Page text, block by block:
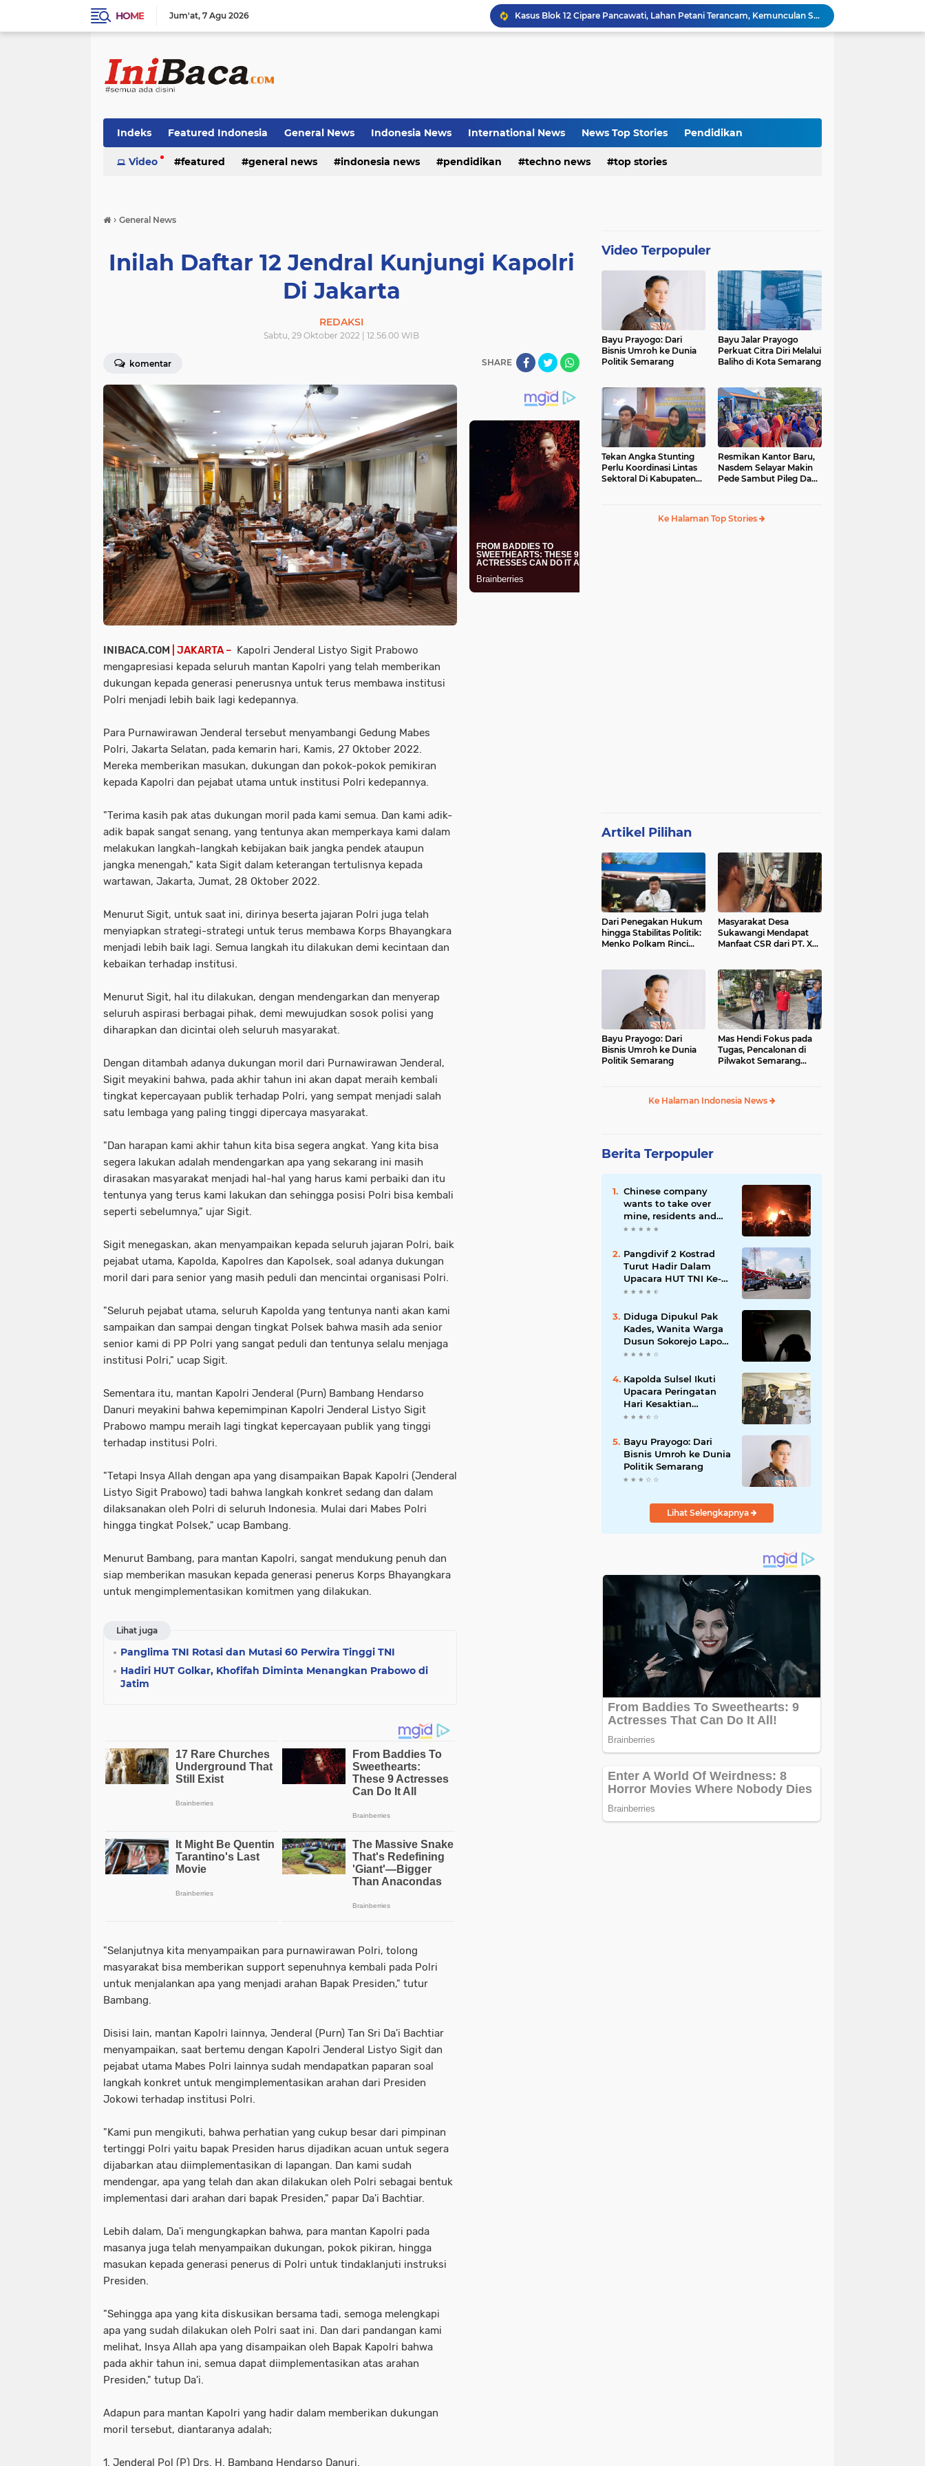
HOME Jum'at 7 Agu 2026
Kasus Blok 12 Cipare Pancawati, Lahan Petani Terancam, Kemunculan Sertipikat PRONA jadi Sorotan
Dari Penegakan Hukum hingga Stabilitas Politik: Menko Polkam Rinci Alokasi Anggaran 2026
Bayu Prayogo: Dari Bisnis Umroh ke Dunia Politik Semarang
Diduga Bertentangan dengan SK Kementerian, BPN Bogor I Terbitkan Perpanjangan HGB PT BSS di Lahan yang Masih Dipersoalkan
Indeks Featured Indonesia General News Indonesia News International News News Top Stories Pendidikan
Techno News Top Stories
Video featured general news indonesia news pendidikan techno news top stories
› General News
Inilah Daftar 12 Jendral Kunjungi Kapolri
Di Jakarta
REDAKSI
Sabtu, 29 Oktober 2022 | 12.56.00 WIB
komentar SHARE
INIBACA.COM | JAKARTA – Kapolri Jenderal Listyo Sigit Prabowo
mengapresiasi kepada seluruh mantan Kapolri yang telah memberikan
dukungan kepada generasi penerusnya untuk terus membawa institusi
Polri menjadi lebih baik lagi kedepannya.
Para Purnawirawan Jenderal tersebut menyambangi Gedung Mabes
Polri, Jakarta Selatan, pada kemarin hari, Kamis, 27 Oktober 2022.
Mereka memberikan masukan, dukungan dan pokok-pokok pemikiran
kepada Kapolri dan pejabat utama untuk institusi Polri kedepannya.
"Terima kasih pak atas dukungan moril pada kami semua. Dan kami adik-
adik bapak sangat senang, yang tentunya akan memperkaya kami dalam
melakukan langkah-langkah kebijakan baik jangka pendek ataupun
jangka menengah," kata Sigit dalam keterangan tertulisnya kepada
wartawan, Jakarta, Jumat, 28 Oktober 2022.
Menurut Sigit, untuk saat ini, dirinya beserta jajaran Polri juga telah
menyiapkan strategi-strategi untuk terus membawa Korps Bhayangkara
menjadi lebih baik lagi. Semua langkah itu dilakukan demi kecintaan dan
kebaikan terhadap institusi.
Menurut Sigit, hal itu dilakukan, dengan mendengarkan dan menyerap
seluruh aspirasi berbagai pihak, demi mewujudkan sosok polisi yang
diharapkan dan dicintai oleh seluruh masyarakat.
Dengan ditambah adanya dukungan moril dari Purnawirawan Jenderal,
Sigit meyakini bahwa, pada akhir tahun ini akan dapat meraih kembali
tingkat kepercayaan publik terhadap Polri, yang sempat menjadi salah
satu lembaga yang paling tinggi dipercaya masyarakat.
"Dan harapan kami akhir tahun kita bisa segera angkat. Yang kita bisa
segera lakukan adalah mendengarkan apa yang sekarang ini masih
dirasakan masyarakat menjadi hal-hal yang harus kami perbaiki dan itu
tentunya yang terus kami lakukan dan sehingga posisi Polri bisa kembali
seperti sebelumnya," ujar Sigit.
Sigit menegaskan, akan menyampaikan kepada seluruh jajaran Polri, baik
pejabat utama, Kapolda, Kapolres dan Kapolsek, soal adanya dukungan
moril dari para senior yang masih peduli dan mencintai organisasi Polri.
"Seluruh pejabat utama, seluruh Kapolda yang tentunya nanti akan kami
sampaikan dan sampai dengan tingkat Polsek bahwa masih ada senior
senior kami di PP Polri yang sangat peduli dan tentunya selalu menjaga
institusi Polri," ucap Sigit.
Sementara itu, mantan Kapolri Jenderal (Purn) Bambang Hendarso
Danuri meyakini bahwa kepemimpinan Kapolri Jenderal Listyo Sigit
Prabowo mampu meraih lagi tingkat kepercayaan publik yang tinggi
terhadap institusi Polri.
"Tetapi Insya Allah dengan apa yang disampaikan Bapak Kapolri (Jenderal
Listyo Sigit Prabowo) tadi bahwa langkah konkret sedang dan dalam
dilaksanakan oleh Polri di seluruh Indonesia. Mulai dari Mabes Polri
hingga tingkat Polsek," ucap Bambang.
Menurut Bambang, para mantan Kapolri, sangat mendukung penuh dan
siap memberikan masukan kepada generasi penerus Korps Bhayangkara
untuk mengimplementasikan komitmen yang dilakukan.
Lihat juga
Panglima TNI Rotasi dan Mutasi 60 Perwira Tinggi TNI
Hadiri HUT Golkar, Khofifah Diminta Menangkan Prabowo di
Jatim
"Selanjutnya kita menyampaikan para purnawirawan Polri, tolong
masyarakat bisa memberikan support sepenuhnya kembali pada Polri
untuk menjalankan apa yang menjadi arahan Bapak Presiden," tutur
Bambang.
Disisi lain, mantan Kapolri lainnya, Jenderal (Purn) Tan Sri Da'i Bachtiar
menyampaikan, saat bertemu dengan Kapolri Jenderal Listyo Sigit dan
pejabat utama Mabes Polri lainnya sudah mendapatkan paparan soal
langkah konkret untuk mengimplementasikan arahan dari Presiden
Jokowi terhadap institusi Polri.
"Kami pun mengikuti, bahwa perhatian yang cukup besar dari pimpinan
tertinggi Polri yaitu bapak Presiden harus dijadikan acuan untuk segera
dijabarkan atau diimplementasikan di lapangan. Dan kami sudah
mendengar, apa yang telah dan akan dilakukan oleh Polri sebagai bentuk
implementasi dari arahan dari bapak Presiden," papar Da'i Bachtiar.
Lebih dalam, Da'i mengungkapkan bahwa, para mantan Kapolri pada
masanya juga telah menyampaikan dukungan, pokok pikiran, hingga
masukan kepada generasi penerus di Polri untuk tindaklanjuti instruksi
Presiden.
"Sehingga apa yang kita diskusikan bersama tadi, semoga melengkapi
apa yang sudah dilakukan oleh Polri saat ini. Dan dari pandangan kami
melihat, Insya Allah apa yang disampaikan oleh Bapak Kapolri bahwa
pada akhir tahun ini, semua dapat diimplementasikan atas arahan
Presiden," tutup Da'i.
Adapun para mantan Kapolri yang hadir dalam memberikan dukungan
moril tersebut, diantaranya adalah;
1. Jenderal Pol (P) Drs. H. Bambang Hendarso Danuri.
Video Terpopuler
Bayu Prayogo: Dari
Bisnis Umroh ke Dunia
Politik Semarang
Bayu Jalar Prayogo
Perkuat Citra Diri Melalui
Baliho di Kota Semarang
Tekan Angka Stunting
Perlu Koordinasi Lintas
Sektoral Di Kabupaten
Resmikan Kantor Baru,
Nasdem Selayar Makin
Pede Sambut Pileg Dan
Ke Halaman Top Stories
Artikel Pilihan
Dari Penegakan Hukum
hingga Stabilitas Politik:
Menko Polkam Rinci
Masyarakat Desa
Sukawangi Mendapat
Manfaat CSR dari PT. XL-
Bayu Prayogo: Dari
Bisnis Umroh ke Dunia
Politik Semarang
Mas Hendi Fokus pada
Tugas, Pencalonan di
Pilwakot Semarang
Ke Halaman Indonesia News
Berita Terpopuler
Chinese company
wants to take over
mine, residents and
police clash in Palu
Pangdivif 2 Kostrad
Turut Hadir Dalam
Upacara HUT TNI Ke-
78 di Koarmada II
Diduga Dipukul Pak
Kades, Wanita Warga
Dusun Sokorejo Lapor
Polisi Petarukan
Kapolda Sulsel Ikuti
Upacara Peringatan
Hari Kesaktian
Pancasila Tahun 2020
Bayu Prayogo: Dari
Bisnis Umroh ke Dunia
Politik Semarang
Lihat Selengkapnya